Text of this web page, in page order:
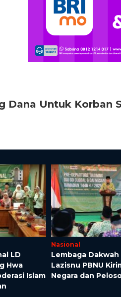
Dana Untuk Korban
LD
Hwa
Islam
Nasional
Lembaga Dakwah
Lazisnu PBNU
Negara dan